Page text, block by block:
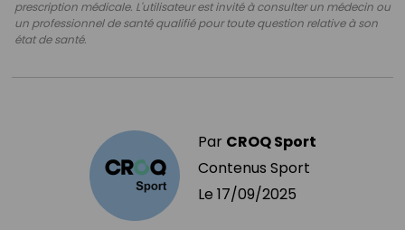
prescription médicale. L'utilisateur est invité à consulter un médecin ou
un professionnel de santé qualifié pour toute question relative à son
état de santé.
Par CROQ Sport
Contenus Sport
Le 17/09/2025